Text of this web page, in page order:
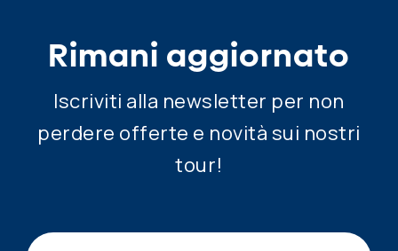
Rimani aggiornato
Iscriviti alla newsletter per non
perdere offerte e novità sui nostri
tour!